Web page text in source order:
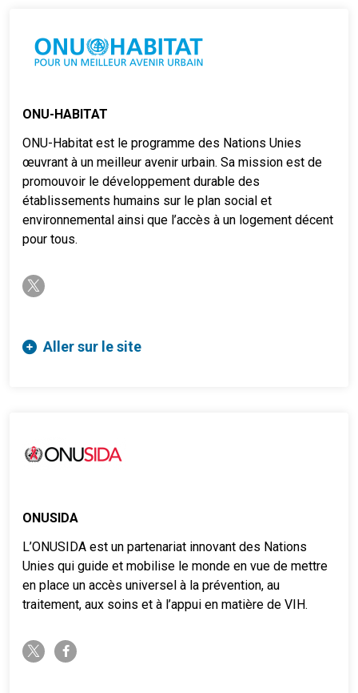
ONU-HABITAT
ONU-Habitat est le programme des Nations Unies
œuvrant à un meilleur avenir urbain. Sa mission est de
promouvoir le développement durable des
établissements humains sur le plan social et
environnemental ainsi que l’accès à un logement décent
pour tous.
twitter-x
Aller sur le site
ONUSIDA
L’ONUSIDA est un partenariat innovant des Nations
Unies qui guide et mobilise le monde en vue de mettre
en place un accès universel à la prévention, au
traitement, aux soins et à l’appui en matière de VIH.
twitter-x facebook-f